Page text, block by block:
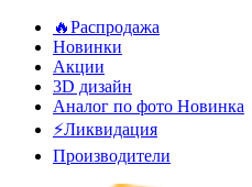
🔥Распродажа
Новинки
Акции
3D дизайн
Аналог по фото Новинка
⚡Ликвидация
Производители